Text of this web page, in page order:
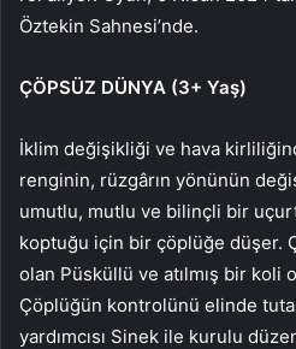
Öztekin Sahnesi’nde.
ÇÖPSÜZ DÜNYA (3+ Yaş)
İklim değişikliği ve hava
renginin, rüzgârın yönünün
umutlu, mutlu ve bilinçli bir
koptuğu için bir çöplüğe düşer.
olan Püsküllü ve atılmış bir koli
Çöplüğün kontrolünü elinde
yardımcısı Sinek ile kurulu